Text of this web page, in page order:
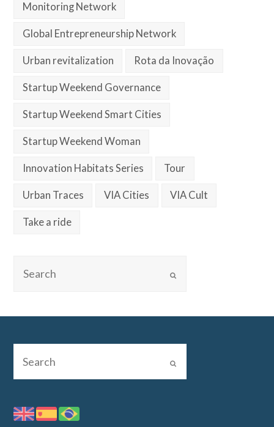
Monitoring Network
Global Entrepreneurship Network
Urban revitalization Rota da Inovação
Startup Weekend Governance
Startup Weekend Smart Cities
Startup Weekend Woman
Innovation Habitats Series Tour
Urban Traces VIA Cities VIA Cult
Take a ride